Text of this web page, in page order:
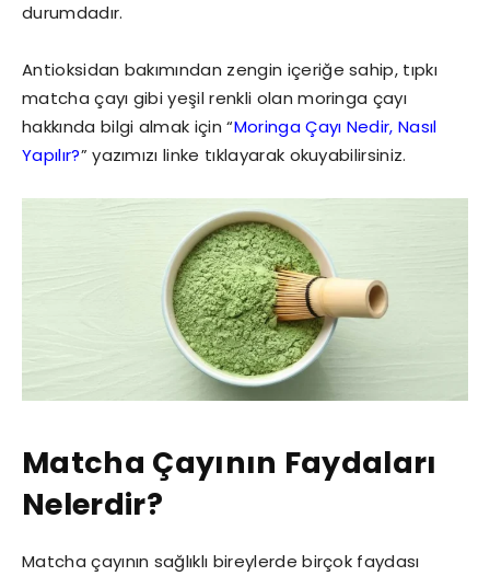
durumdadır.
Antioksidan bakımından zengin içeriğe sahip, tıpkı
matcha çayı gibi yeşil renkli olan moringa çayı
hakkında bilgi almak için “Moringa Çayı Nedir, Nasıl
Yapılır?” yazımızı linke tıklayarak okuyabilirsiniz.
Matcha Çayının Faydaları
Nelerdir?
Matcha çayının sağlıklı bireylerde birçok faydası